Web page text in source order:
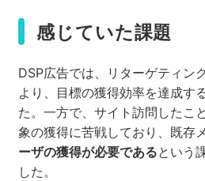
感じていた課題
DSP広告では、リターゲティン
より、目標の獲得効率を達成す
た。一方で、サイト訪問したこ
象の獲得に苦戦しており、既存
ーザの獲得が必要であるという
した。